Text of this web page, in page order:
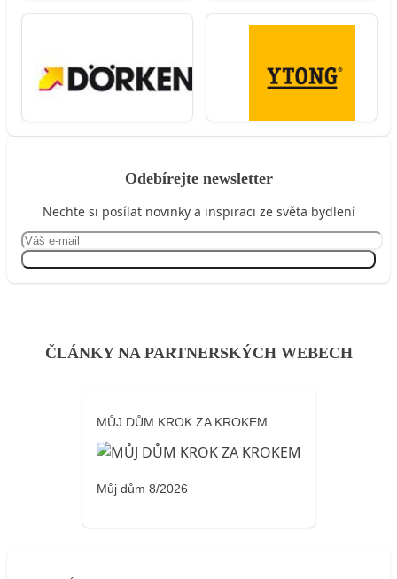
Odebírejte newsletter
Nechte si posílat novinky a inspiraci ze světa bydlení
ČLÁNKY NA PARTNERSKÝCH WEBECH
MŮJ DŮM KROK ZA KROKEM
Můj dům 8/2026